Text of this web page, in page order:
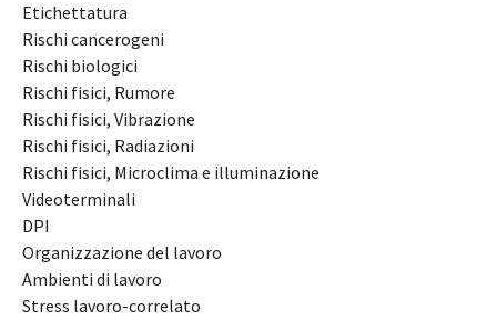
Etichettatura
Rischi cancerogeni
Rischi biologici
Rischi fisici, Rumore
Rischi fisici, Vibrazione
Rischi fisici, Radiazioni
Rischi fisici, Microclima e illuminazione
Videoterminali
DPI
Organizzazione del lavoro
Ambienti di lavoro
Stress lavoro-correlato